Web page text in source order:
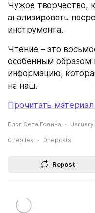
Чужое творчество,
анализировать
инструмента.
Чтение – это
особенным образом
информацию,
на наш.
Прочитать
Блог Сета Година January
0 replies 0 reposts
Repost